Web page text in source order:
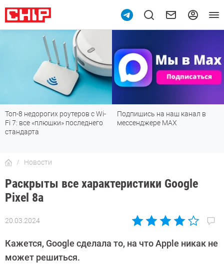
Топ-8 недорогих роутеров с Wi-
Fi 7: все «плюшки» последнего
стандарта
Подпишись на наш канал в
мессенджере МАХ
Новости
Раскрыты все характеристики Google
Pixel 8a
20.03.2024
Автор:
Довлатова
Кажется, Google сделала то, на что Apple никак не
может решиться.